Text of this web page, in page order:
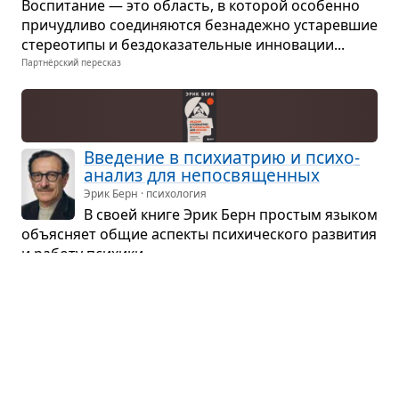
Вос­пи­та­ние — это область, в кото­рой осо­бенно
при­чуд­ливо соеди­ня­ются без­на­дежно уста­рев­шие
сте­рео­типы и без­до­ка­за­тель­ные инно­ва­ции...
Партнёрский пересказ
Вве­де­ние в пси­хи­а­трию и пси­хо­
ана­лиз для непо­свя­щен­ных
Эрик Берн · психология
В своей книге Эрик Берн про­стым язы­ком
объ­яс­няет общие аспекты пси­хи­че­ского раз­ви­тия
и работу пси­хики...